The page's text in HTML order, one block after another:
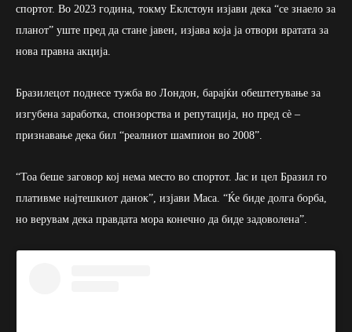
спортот. Во 2023 година, токму Еклстоун изјави дека “се знаело за
планот” уште пред да стане јавен, изјава која ја отвори вратата за
нова правна акција.
Бразилецот поднесе тужба во Лондон, барајќи обештетување за
изгубена заработка, спонзорства и репутација, но пред сѐ –
признавање дека бил “реалниот шампион во 2008”.
“Тоа беше заговор кој нема место во спортот. Јас и цел Бразил го
плативме најтешкиот данок”, изјави Маса. “Ќе биде долга борба,
но верувам дека правдата мора конечно да биде задоволена”.